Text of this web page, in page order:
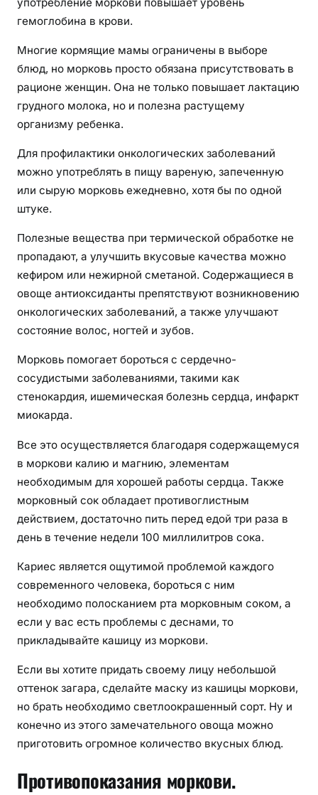
гемоглобина в крови.
Многие кормящие мамы ограничены в выборе
блюд, но морковь просто обязана присутствовать в
рационе женщин. Она не только повышает лактацию
грудного молока, но и полезна растущему
организму ребенка.
Для профилактики онкологических заболеваний
можно употреблять в пищу вареную, запеченную
или сырую морковь ежедневно, хотя бы по одной
штуке.
Полезные вещества при термической обработке не
пропадают, а улучшить вкусовые качества можно
кефиром или нежирной сметаной. Содержащиеся в
овоще антиоксиданты препятствуют возникновению
онкологических заболеваний, а также улучшают
состояние волос, ногтей и зубов.
Морковь помогает бороться с сердечно-
сосудистыми заболеваниями, такими как
стенокардия, ишемическая болезнь сердца, инфаркт
миокарда.
Все это осуществляется благодаря содержащемуся
в моркови калию и магнию, элементам
необходимым для хорошей работы сердца. Также
морковный сок обладает противоглистным
действием, достаточно пить перед едой три раза в
день в течение недели 100 миллилитров сока.
Кариес является ощутимой проблемой каждого
современного человека, бороться с ним
необходимо полосканием рта морковным соком, а
если у вас есть проблемы с деснами, то
прикладывайте кашицу из моркови.
Если вы хотите придать своему лицу небольшой
оттенок загара, сделайте маску из кашицы моркови,
но брать необходимо светлоокрашенный сорт. Ну и
конечно из этого замечательного овоща можно
приготовить огромное количество вкусных блюд.
Противопоказания моркови.